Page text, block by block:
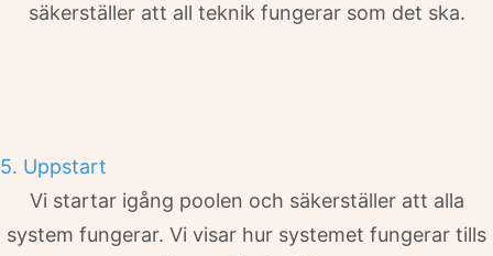
säkerställer att all teknik fungerar som det ska.
5. Uppstart
Vi startar igång poolen och säkerställer att alla
system fungerar. Vi visar hur systemet fungerar tills